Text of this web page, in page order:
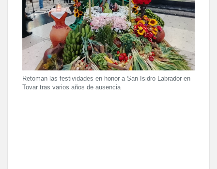
Retoman las festividades en honor a San Isidro Labrador en
Tovar tras varios años de ausencia